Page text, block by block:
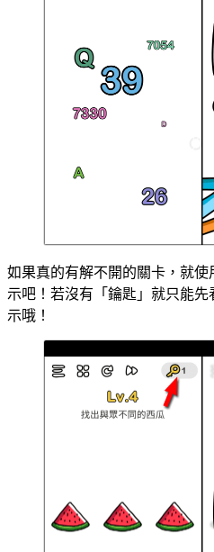
如果真的有解不開的關卡，就
示吧！若沒有「鑰匙」就只能
示哦！